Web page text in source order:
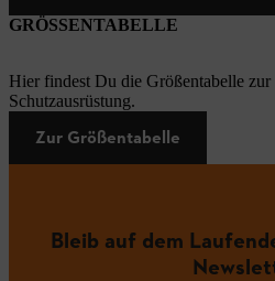
GRÖSSENTABELLE
Hier findest Du die Größentabelle zur
Schutzausrüstung.
Zur Größentabelle
Bleib auf dem